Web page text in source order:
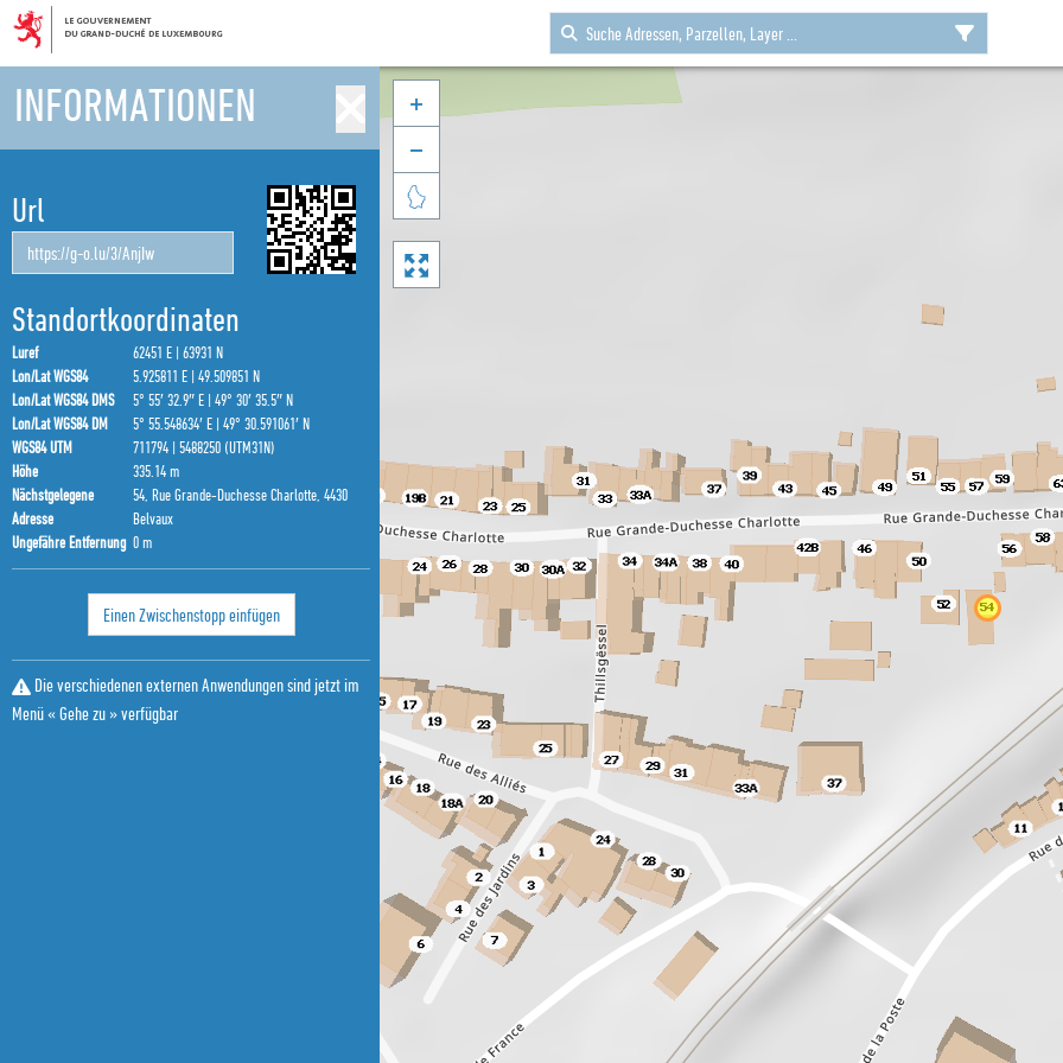
INFORMATIONEN
Url
Standortkoordinaten
Luref
62451 E | 63931 N
Lon/Lat WGS84
5.925811 E | 49.509851 N
Lon/Lat WGS84 DMS
5° 55′ 32.9″ E | 49° 30′ 35.5″ N
Lon/Lat WGS84 DM
5° 55.548634′ E | 49° 30.591061′ N
WGS84 UTM
711794 | 5488250 (UTM31N)
Höhe
335.14 m
Nächstgelegene
Adresse
54, Rue Grande-Duchesse Charlotte, 4430
Belvaux
Ungefähre Entfernung 0 m
Einen Zwischenstopp einfügen
Die verschiedenen externen Anwendungen sind jetzt im
Menü « Gehe zu » verfügbar



